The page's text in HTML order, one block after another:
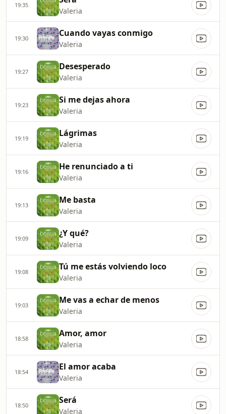
19:35
Valeria
19:30 Cuando vayas conmigo
Valeria
19:27 Desesperado
Valeria
19:23 Si me dejas ahora
Valeria
19:19 Lágrimas
Valeria
19:16 He renunciado a ti
Valeria
19:13 Me basta
Valeria
19:09 ¿Y qué?
Valeria
19:08 Tú me estás volviendo loco
Valeria
19:03 Me vas a echar de menos
Valeria
18:58 Amor, amor
Valeria
18:54 El amor acaba
Valeria
18:50 Será
Valeria